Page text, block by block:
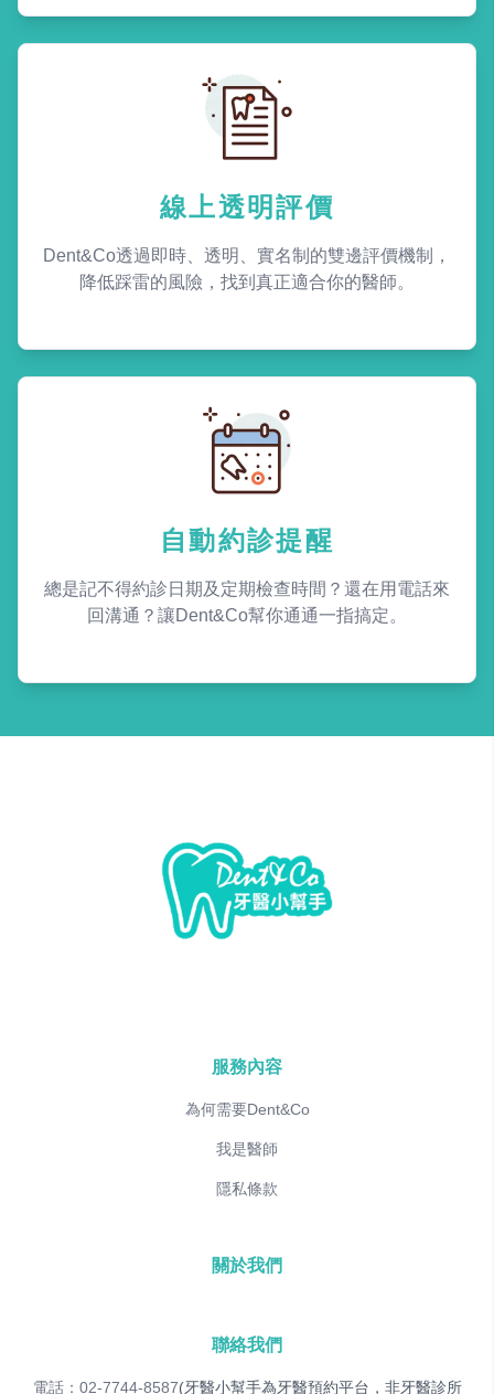
線上透明評價
Dent&Co透過即時、透明、實名制的雙邊評價機制，
降低踩雷的風險，找到真正適合你的醫師。
自動約診提醒
總是記不得約診日期及定期檢查時間？還在用電話來
回溝通？讓Dent&Co幫你通通一指搞定。
服務內容
為何需要Dent&Co
我是醫師
隱私條款
關於我們
聯絡我們
電話：02-7744-8587(牙醫小幫手為牙醫預約平台，非牙醫診所